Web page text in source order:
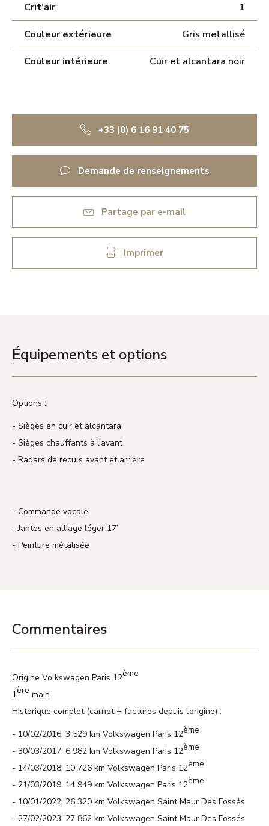
Crit’air 1
Couleur extérieure Gris metallisé
Couleur intérieure Cuir et alcantara noir
+33 (0) 6 16 91 40 75
Demande de renseignements
Partage par e-mail
Imprimer
Équipements et options
Options :
Sièges en cuir et alcantara
Sièges chauffants à l’avant
Radars de reculs avant et arrière
Commande vocale
Jantes en alliage léger 17’
Peinture métalisée
Commentaires
Origine Volkswagen Paris 12ème
1ère main
Historique complet (carnet + factures depuis l’origine) :
10/02/2016: 3 529 km Volkswagen Paris 12ème
30/03/2017: 6 982 km Volkswagen Paris 12ème
14/03/2018: 10 726 km Volkswagen Paris 12ème
21/03/2019: 14 949 km Volkswagen Paris 12ème
10/01/2022: 26 320 km Volkswagen Saint Maur Des Fossés
27/02/2023: 27 862 km Volkswagen Saint Maur Des Fossés